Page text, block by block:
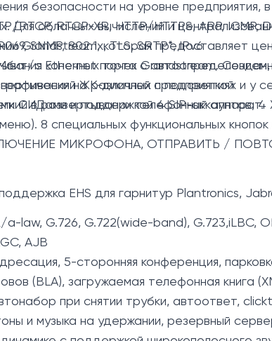
безопасности на уровне предприятия,
облачных вычислений и
Grandstream, которая предоставляет
конечных точек Grandstream.
на различных предприятиях и у
в развертывании телефонный аппарат.
RTCP, RTCP-XR, HTTP/HTTPS, ARP, ICMP,
SNMP, 802.1x, TLS, SRTP*, IPv6
с Ethernet порта с автоопределением,
ЖК-дисплей с подсветкой
СИДами и поддержкой 4 SIP-аккаунтов,
меню). 8 специальных функциональных
МИКРОФОНА, ОТПРАВИТЬ /
EHS для гарнитур Plantronics,
law, G.726, G.722(wide-band), G.723,iLBC,
AJB
5-сторонняя конференция,
(BLA), загружаемая телефонная книга
при снятии трубки, автоответ,
и музыка на удержании, резервный